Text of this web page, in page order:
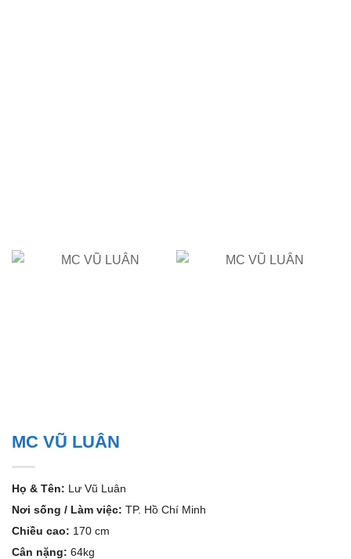
MC VŨ LUÂN
Họ & Tên: Lư Vũ Luân
Nơi sống / Làm việc: TP. Hồ Chí Minh
Chiều cao: 170 cm
Cân nặng: 64kg